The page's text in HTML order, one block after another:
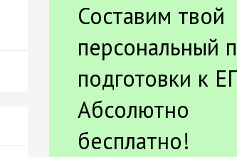
Составим твой
персональный
подготовки к
Абсолютно
бесплатно!